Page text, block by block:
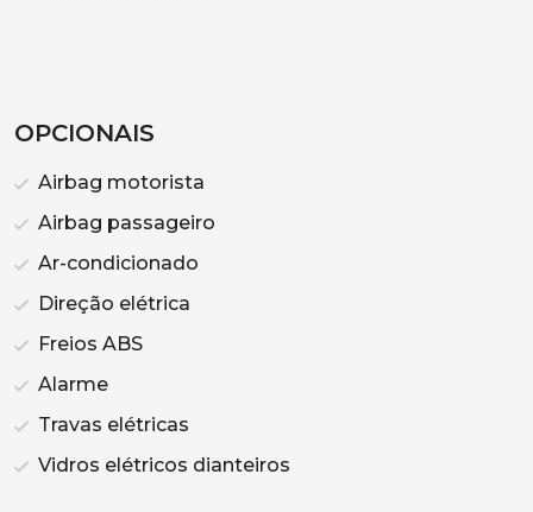
OPCIONAIS
Airbag motorista
Airbag passageiro
Ar-condicionado
Direção elétrica
Freios ABS
Alarme
Travas elétricas
Vidros elétricos dianteiros